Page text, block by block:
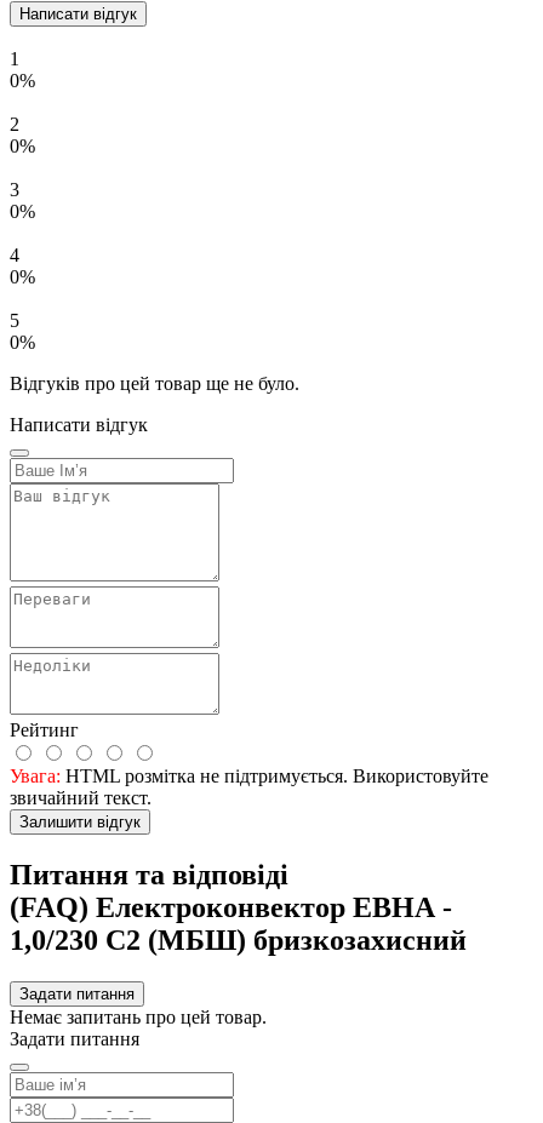
Написати відгук
1
0%
2
0%
3
0%
4
0%
5
0%
Відгуків про цей товар ще не було.
Написати відгук
Рейтинг
Увага: HTML розмітка не підтримується. Використовуйте
звичайний текст.
Залишити відгук
Питання та відповіді
(FAQ) Електроконвектор ЕВНА -
1,0/230 С2 (МБШ) бризкозахисний
Задати питання
Немає запитань про цей товар.
Задати питання